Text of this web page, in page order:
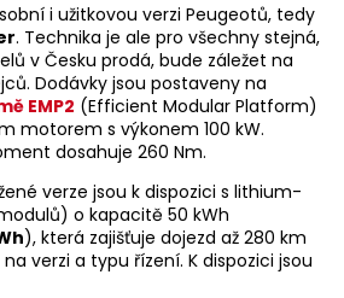
i užitkovou verzi Peugeotů, tedy
. Technika je ale pro všechny stejná,
v Česku prodá, bude záležet na
Dodávky jsou postaveny na
EMP2 (Efficient Modular Platform)
motorem s výkonem 100 kW.
dosahuje 260 Nm.
verze jsou k dispozici s lithium-
o kapacitě 50 kWh
), která zajišťuje dojezd až 280 km
na verzi a typu řízení. K dispozici jsou